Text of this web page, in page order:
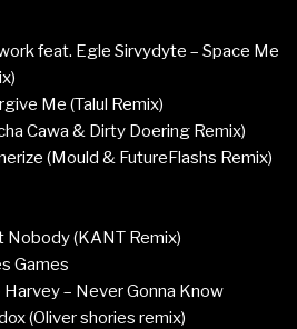
feat. Egle Sirvydyte – Space Me
Me (Talul Remix)
Cawa & Dirty Doering Remix)
(Mould & FutureFlashs Remix)
Nobody (KANT Remix)
Games
– Never Gonna Know
(Oliver shories remix)